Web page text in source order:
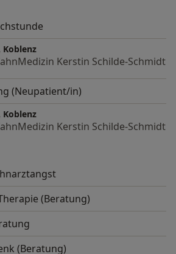
Koblenz
Kerstin Schilde-Schmidt
(Neupatient/in)
Koblenz
Kerstin Schilde-Schmidt
(Beratung)
(Beratung)